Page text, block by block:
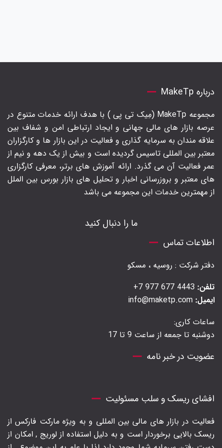
درباره MakeTp
مجموعه MakeTp (مِیک تی پی ) با هدف ارائه خدمات متنوع در
عرصه بازار های مالی جهانی و ایجاد ارتباطی امن و شفاف بین
علاقه مندان به سرمایه گذاری و فعالیت در این بازار ها و کارگزاران
معتبر بین المللی تاسیس گردیده است و بیش از یک دهه و نیم از
عمر فعالیت آن می گذرد. ارائه آموزش های برتر‍، معرفی کارگزاری
های معتبر و بروزرسانی اخبار و تحلیل های بازار بورس بین الملل
از مهمترین خدمات این مجموعه می باشد
ما را دنبال کنید
اطلاعات تماس
دفتر شرکت : روسیه ، مسکو
تلفن:
ایمیل:
ساعات کاری:
دوشنبه تا جمعه از ساعت 9 تا 17
عضویت در خبر نامه
افشای ریسک و سلب مسئولیت
فعالیت در بازار های مالی بین المللی و به ویژه مارکت فارکس از
ریسک بالایی برخوردار است و به دلیل استفاده از لوریج , امکان از